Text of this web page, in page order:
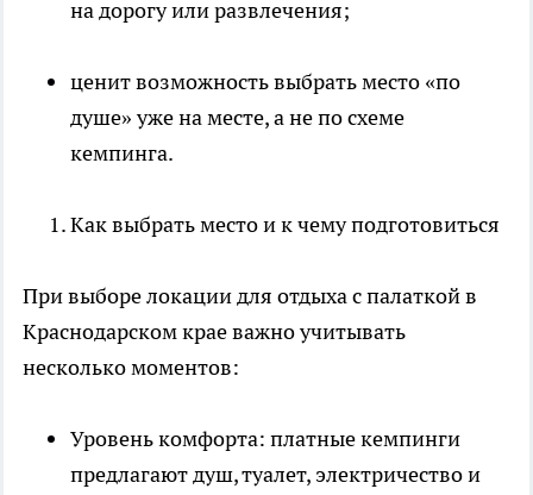
на дорогу или развлечения;
ценит возможность выбрать место «по
душе» уже на месте, а не по схеме
кемпинга.
Как выбрать место и к чему подготовиться
При выборе локации для отдыха с палаткой в
Краснодарском крае важно учитывать
несколько моментов:
Уровень комфорта: платные кемпинги
предлагают душ, туалет, электричество и